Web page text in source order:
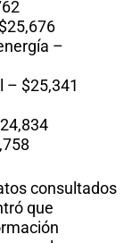
–
– $25,341
consultados
que